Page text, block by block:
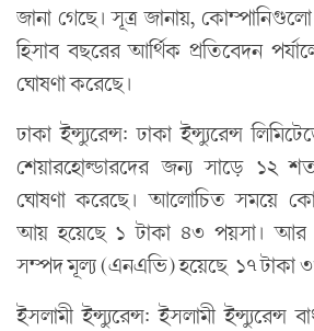
জানা গেছে। সূত্র জানায়,
হিসাব বছরের আর্থিক প্রতিবেদন
ঘোষণা করেছে।
ঢাকা ইন্স্যুরেন্স: ঢাকা ইন্স্যুরেন্স
শেয়ারহোল্ডারদের জন্য সাড়ে ১২
ঘোষণা করেছে। আলোচিত সময়ে
আয় হয়েছে ১ টাকা ৪৩ পয়সা। আর
সম্পদ মূল্য (এনএভি) হয়েছে ১৭ টাকা
ইসলামী ইন্স্যুরেন্স: ইসলামী ইন্স্যুরেন্স